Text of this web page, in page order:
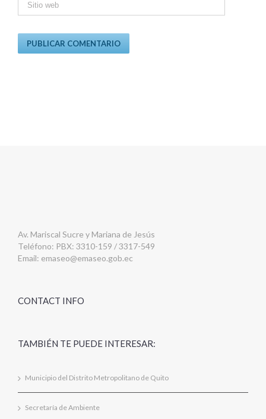
Av. Mariscal Sucre y Mariana de Jesús
Teléfono: PBX: 3310-159 / 3317-549
Email: emaseo@emaseo.gob.ec
CONTACT INFO
TAMBIÉN TE PUEDE INTERESAR:
Municipio del Distrito Metropolitano de Quito
Secretaría de Ambiente